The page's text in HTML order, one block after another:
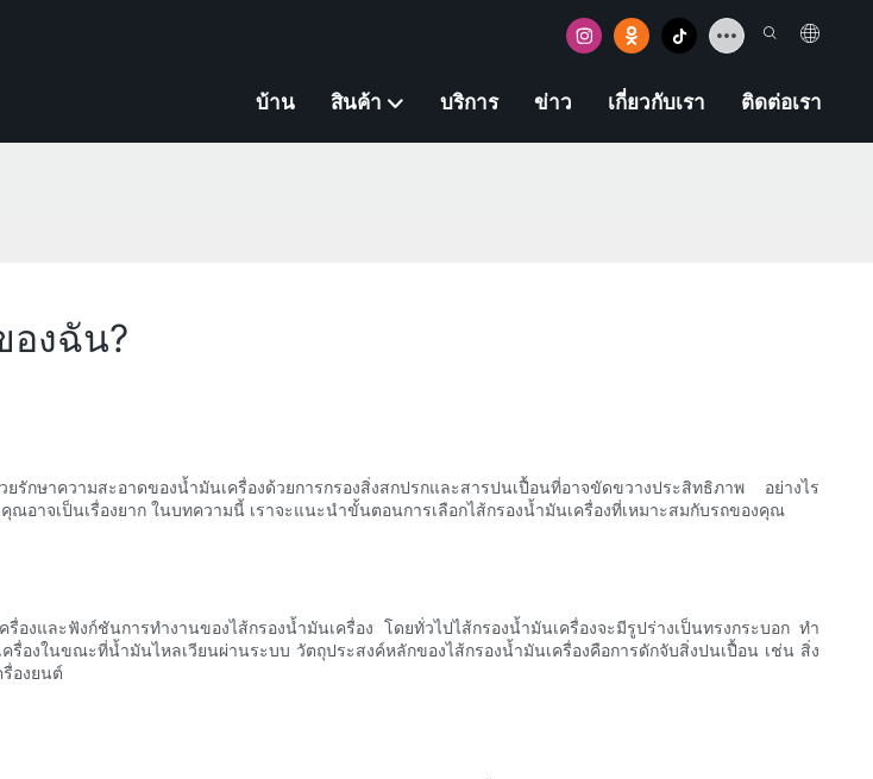
บ้าน สินค้า บริการ ข่าว เกี่ยวกับเรา ติดต่อเรา
องฉัน?
กษาความสะอาดของน้ำมันเครื่องด้วยการกรองสิ่งสกปรกและสารปนเปื้อนที่อาจขัดขวางประสิทธิภาพ อย่างไร
อาจเป็นเรื่องยาก ในบทความนี้ เราจะแนะนำขั้นตอนการเลือกไส้กรองน้ำมันเครื่องที่เหมาะสมกับรถของคุณ
งและฟังก์ชันการทำงานของไส้กรองน้ำมันเครื่อง โดยทั่วไปไส้กรองน้ำมันเครื่องจะมีรูปร่างเป็นทรงกระบอก ทำ
องในขณะที่น้ำมันไหลเวียนผ่านระบบ วัตถุประสงค์หลักของไส้กรองน้ำมันเครื่องคือการดักจับสิ่งปนเปื้อน เช่น สิ่ง
องยนต์